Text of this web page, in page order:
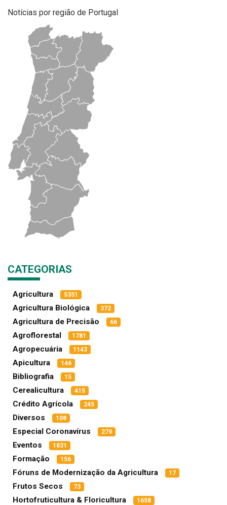
Notícias por região de Portugal
CATEGORIAS
Agricultura 5351
Agricultura Biológica 372
Agricultura de Precisão 66
Agroflorestal 1781
Agropecuária 1143
Apicultura 146
Bibliografia 15
Cerealicultura 415
Crédito Agrícola 245
Diversos 108
Especial Coronavírus 279
Eventos 1831
Formação 156
Fóruns de Modernização da Agricultura 17
Frutos Secos 73
Hortofruticultura & Floricultura 1658